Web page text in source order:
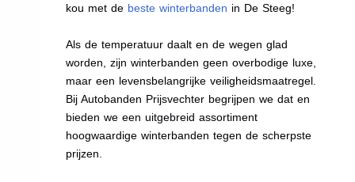
kou met de beste winterbanden in De Steeg!
Als de temperatuur daalt en de wegen glad
worden, zijn winterbanden geen overbodige luxe,
maar een levensbelangrijke veiligheidsmaatregel.
Bij Autobanden Prijsvechter begrijpen we dat en
bieden we een uitgebreid assortiment
hoogwaardige winterbanden tegen de scherpste
prijzen.